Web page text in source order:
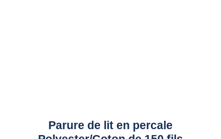
Parure de lit en percale